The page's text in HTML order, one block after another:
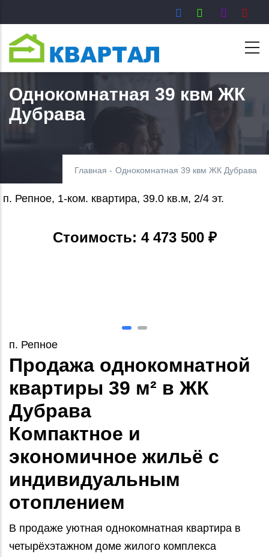
к
основному
содержанию
Однокомнатная 39 квм ЖК
Дубрава
Главная - Однокомнатная 39 квм ЖК Дубрава
п. Репное, 1-ком. квартира, 39.0 кв.м, 2/4 эт.
Стоимость: 4 473 500 ₽
п. Репное
Продажа однокомнатной
квартиры 39 м² в ЖК
Дубрава
Компактное и
экономичное жильё с
индивидуальным
отоплением
В продаже уютная однокомнатная квартира в
четырёхэтажном доме жилого комплекса